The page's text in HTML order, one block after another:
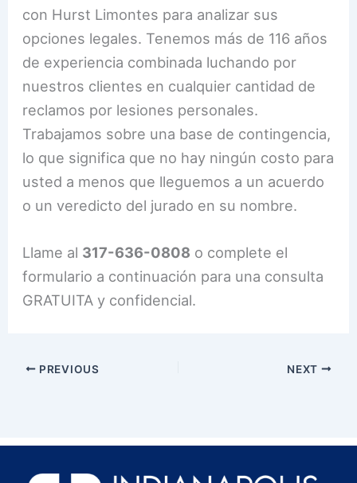
con Hurst Limontes para analizar sus
opciones legales. Tenemos más de 116 años
de experiencia combinada luchando por
nuestros clientes en cualquier cantidad de
reclamos por lesiones personales.
Trabajamos sobre una base de contingencia,
lo que significa que no hay ningún costo para
usted a menos que lleguemos a un acuerdo
o un veredicto del jurado en su nombre.
Llame al 317-636-0808 o complete el
formulario a continuación para una consulta
GRATUITA y confidencial.
PREVIOUS NEXT